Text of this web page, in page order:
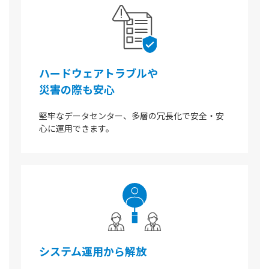
ハードウェアトラブルや
災害の際も安心
堅牢なデータセンター、多層の冗長化で安全・安
心に運用できます。
システム運用から解放